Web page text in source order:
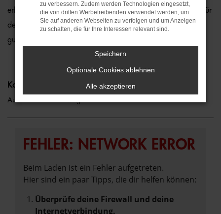
erfreuen sich an der direkten Lieferung nach Rostock ohne für
den Autokauf Ihre eigenen vier Wände zu verlassen. Klingt
gut? Dann kontaktieren Sie uns noch heute.
Kategorie
Audi A7 Gebrauchtwagen Rostock
FEHLER: NETWORK ERROR
Beim Laden ist ein Fehler aufgetreten.
Hier sind ein paar Tipps, die dir helfen können:
Überprüfe deine Firewall und deine
Internetverbindung.
zu verbessern. Zudem werden Technologien eingesetzt,
die von dritten Werbetreibenden verwendet werden, um
Sie auf anderen Webseiten zu verfolgen und um Anzeigen
zu schalten, die für Ihre Interessen relevant sind.
Speichern
Optionale Cookies ablehnen
Alle akzeptieren